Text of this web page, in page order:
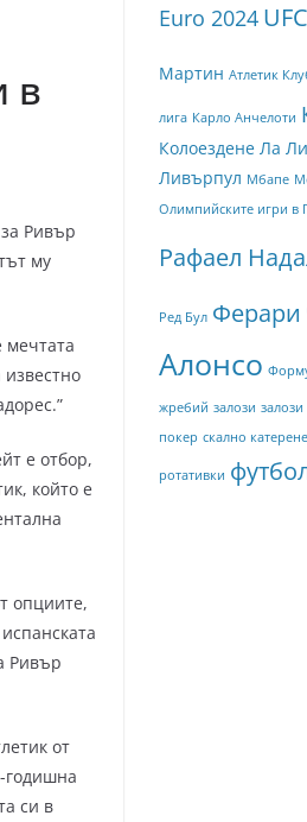
в
Ривър
му
мечтата
е отбор,
който е
опциите,
Ривър
от
годишна
си в
Euro 2024 UFC
Мартин Атлетик
лига Карло Анчелоти
Колоездене Ла
Ливърпул Мбапе
Олимпийските игри в
Рафаел
Ред Бул Ферари
Алонсо
жребий залози
покер скално катерене
ротативки